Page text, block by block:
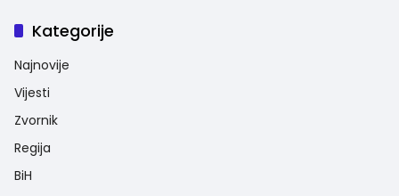
Kategorije
Najnovije
Vijesti
Zvornik
Regija
BiH